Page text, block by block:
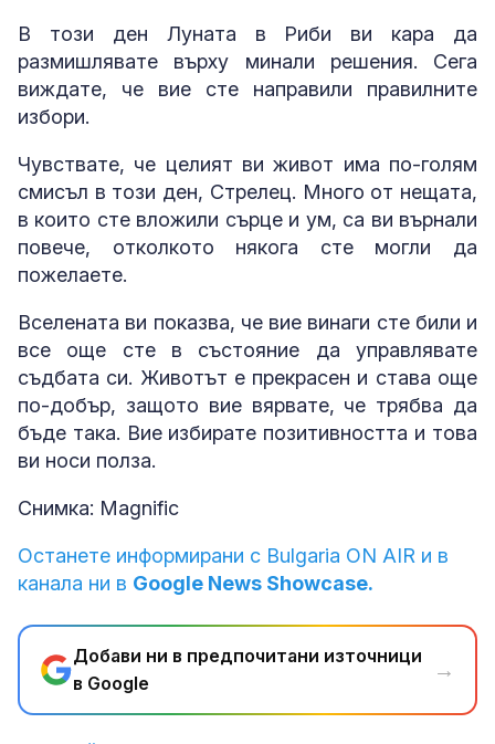
В този ден Луната в Риби ви кара да
размишлявате върху минали решения. Сега
виждате, че вие сте направили правилните
избори.
Чувствате, че целият ви живот има по-голям
смисъл в този ден, Стрелец. Много от нещата,
в които сте вложили сърце и ум, са ви върнали
повече, отколкото някога сте могли да
пожелаете.
Вселената ви показва, че вие винаги сте били и
все още сте в състояние да управлявате
съдбата си. Животът е прекрасен и става още
по-добър, защото вие вярвате, че трябва да
бъде така. Вие избирате позитивността и това
ви носи полза.
Снимка: Magnific
Останете информирани с Bulgaria ON AIR и в
канала ни в Google News Showcase.
Добави ни в предпочитани източници
в Google
→